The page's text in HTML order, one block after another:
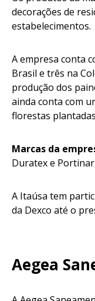
decorações de
estabelecimentos.
A empresa conta
Brasil e três na
produção dos
ainda conta com
florestas
Marcas da
Duratex e
A Itaúsa tem
da Dexco até o
Aegea